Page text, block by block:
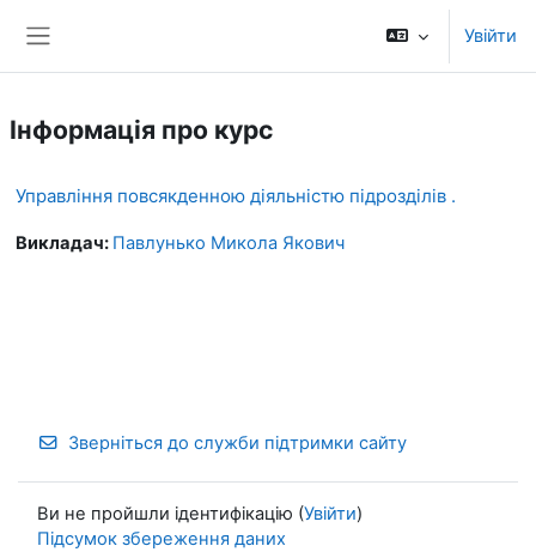
Увійти
Інформація про курс
Управління повсякденною діяльністю підрозділів .
Викладач: Павлунько Микола Якович
Зверніться до служби підтримки сайту
Ви не пройшли ідентифікацію (Увійти)
Підсумок збереження даних